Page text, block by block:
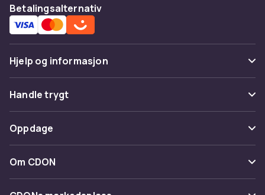
Betalingsalternativ
Hjelp og informasjon
Vanlige spørsmål
Spor pakke
Angre & returner her
Kontakt oss
Handle trygt
Betaling
Levering
Oppdage
Kategorier
Varemerker
Om CDON
Om oss